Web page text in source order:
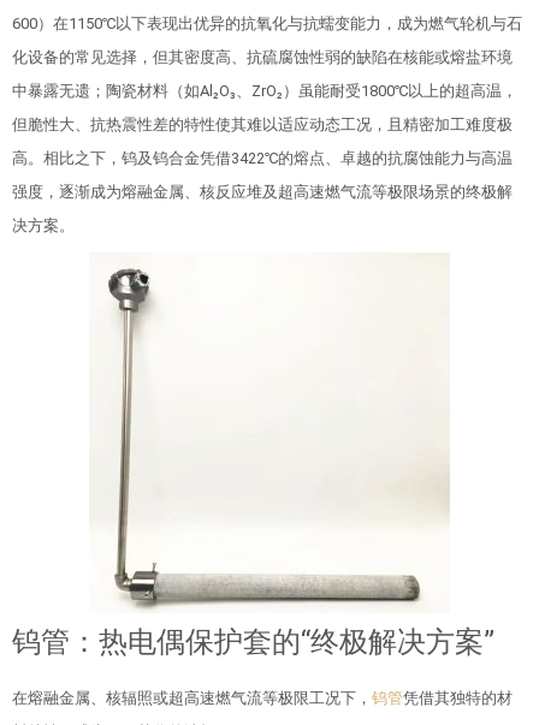
600）在1150℃以下表现出优异的抗氧化与抗蠕变能力，成为燃气轮机与石
化设备的常见选择，但其密度高、抗硫腐蚀性弱的缺陷在核能或熔盐环境
中暴露无遗；陶瓷材料（如Al₂O₃、ZrO₂）虽能耐受1800℃以上的超高温，
但脆性大、抗热震性差的特性使其难以适应动态工况，且精密加工难度极
高。相比之下，钨及钨合金凭借3422℃的熔点、卓越的抗腐蚀能力与高温
强度，逐渐成为熔融金属、核反应堆及超高速燃气流等极限场景的终极解
决方案。
钨管：热电偶保护套的“终极解决方案”
在熔融金属、核辐照或超高速燃气流等极限工况下， 钨管凭借其独特的材